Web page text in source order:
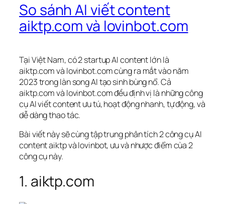
So sánh AI viết content
aiktp.com và lovinbot.com
Tại Việt Nam, có 2 startup AI content lớn là
aiktp.com và lovinbot.com cùng ra mắt vào năm
2023 trong làn song AI tạo sinh bùng nổ. Cả
aiktp.com và lovinbot.com đều định vị là những công
cụ AI viết content ưu tú, hoạt động nhanh, tự động, và
dễ dàng thao tác.
Bài viết này sẽ cùng tập trung phân tích 2 công cụ AI
content aiktp và lovinbot, ưu và nhược điểm cùa 2
công cụ này.
1. aiktp.com